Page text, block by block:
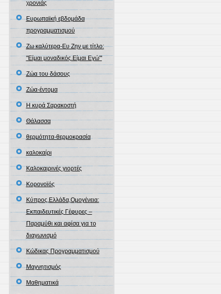
χρονιάς
Ευρωπαϊκή εβδομάδα
προγραμματισμού
Ζω καλύτερα-Ευ Ζην με τίτλο:
"Είμαι μοναδικός.Είμαι Εγώ"'
Ζώα του δάσους
Ζώα-έντομα
Η κυρά Σαρακοστή
Θάλασσα
θερμότητα-θερμοκρασία
καλοκαίρι
Καλοκαιρινές γιορτές
Κορονοϊός
Κύπρος,Ελλάδα,Ομογένεια:
Εκπαιδευτικές Γέφυρες –
Παραμύθι και αφίσα για το
διαγωνισμό
Κώδικας Προγραμματισμού
Μαγνητισμός
Μαθηματικά